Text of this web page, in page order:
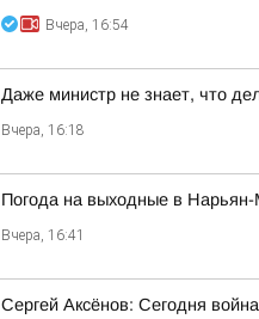
Вчера, 16:54
Даже министр не знает, что
Вчера, 16:18
Погода на выходные в Нарьян-
Вчера, 16:41
Сергей Аксёнов: Сегодня